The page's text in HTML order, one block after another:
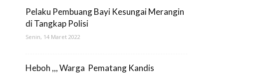
Pelaku Pembuang Bayi Kesungai Merangin
di Tangkap Polisi
Senin, 14 Maret 2022
Heboh ,,, Warga Pematang Kandis